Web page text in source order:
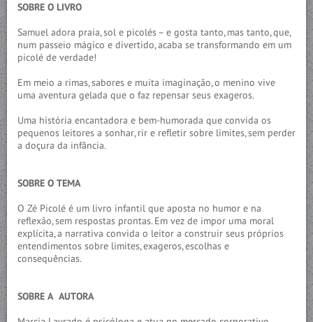
SOBRE O LIVRO
Samuel adora praia, sol e picolés – e gosta tanto, mas tanto, que,
num passeio mágico e divertido, acaba se transformando em um
picolé de verdade!
Em meio a rimas, sabores e muita imaginação, o menino vive
uma aventura gelada que o faz repensar seus exageros.
Uma história encantadora e bem-humorada que convida os
pequenos leitores a sonhar, rir e refletir sobre limites, sem perder
a doçura da infância.
SOBRE O TEMA
O Zé Picolé é um livro infantil que aposta no humor e na
reflexão, sem respostas prontas. Em vez de impor uma moral
explícita, a narrativa convida o leitor a construir seus próprios
entendimentos sobre limites, exageros, escolhas e
consequências.
SOBRE A AUTORA